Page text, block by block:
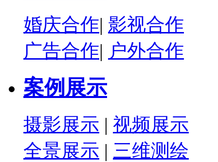
婚庆合作| 影视合作
广告合作| 户外合作
案例展示
摄影展示 | 视频展示
全景展示 | 三维测绘